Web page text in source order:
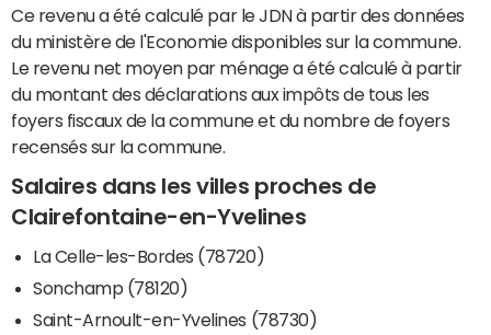
Ce revenu a été calculé par le JDN à partir des données
du ministère de l'Economie disponibles sur la commune.
Le revenu net moyen par ménage a été calculé à partir
du montant des déclarations aux impôts de tous les
foyers fiscaux de la commune et du nombre de foyers
recensés sur la commune.
Salaires dans les villes proches de
Clairefontaine-en-Yvelines
La Celle-les-Bordes (78720)
Sonchamp (78120)
Saint-Arnoult-en-Yvelines (78730)